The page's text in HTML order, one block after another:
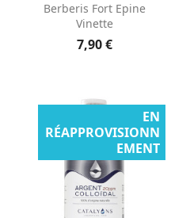
Berberis Fort Epine
Vinette
7,90 €
EN
RÉAPPROVISIONN
EMENT